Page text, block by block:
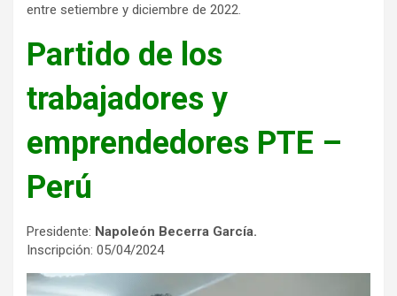
entre setiembre y diciembre de 2022.
Partido de los
trabajadores y
emprendedores PTE –
Perú
Presidente: Napoleón Becerra García.
Inscripción: 05/04/2024